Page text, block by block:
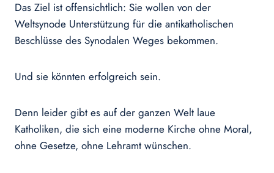
Das Ziel ist offensichtlich: Sie wollen von der
Weltsynode Unterstützung für die antikatholischen
Beschlüsse des Synodalen Weges bekommen.
Und sie könnten erfolgreich sein.
Denn leider gibt es auf der ganzen Welt laue
Katholiken, die sich eine moderne Kirche ohne Moral,
ohne Gesetze, ohne Lehramt wünschen.